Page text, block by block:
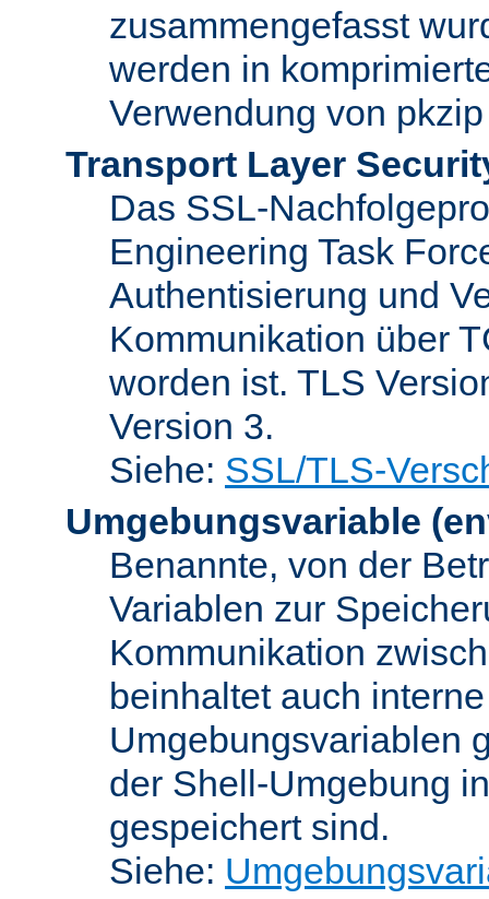
zusammengefasst
werden in
Verwendung von
Transport Layer
Das SSL-
Engineering Task
Authentisierung und
Kommunikation über
worden ist. TLS
Version 3.
Siehe: SSL/TLS-
Umgebungsvariable
Benannte, von der
Variablen zur
Kommunikation
beinhaltet auch
Umgebungsvariablen
der Shell-Umgebung
gespeichert sind.
Siehe: